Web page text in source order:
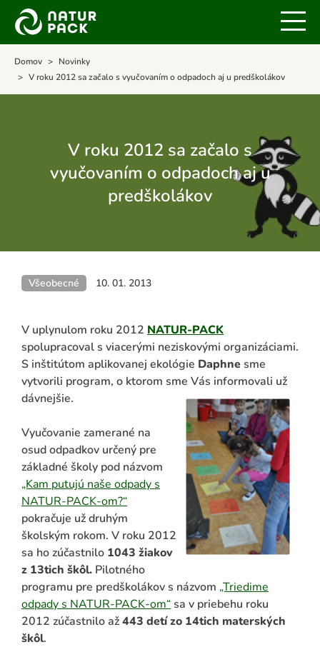
Domov
Novinky
V roku 2012 sa začalo s vyučovaním o odpadoch aj u predškolákov
V roku 2012 sa začalo s
vyučovaním o odpadoch aj u
predškolákov
Všeobecné 10. 01. 2013
V uplynulom roku 2012 NATUR-PACK
spolupracoval s viacerými neziskovými organizáciami.
S inštitútom aplikovanej ekológie Daphnesme
vytvorili program, o ktorom sme Vás informovali už
dávnejšie.
Vyučovanie zamerané na
osud odpadkov určený pre
základné školy pod názvom
„Kam putujú naše odpady s
NATUR-PACK-om?“
pokračuje už druhým
školským rokom. V roku 2012
sa ho zúčastnilo 1043 žiakov
z 13tich škôl. Pilotného
programu pre predškolákov s názvom „Triedime
odpady s NATUR-PACK-om“sa v priebehu roku
2012 zúčastnilo až443 detízo 14tich materských
škôl.